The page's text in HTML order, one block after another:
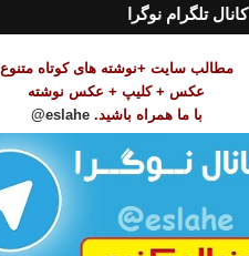
کانال تلگرام نوگرا
مطالب سایت +نوشته های کوتاه متنوع
عکس + کلیپ + عکس نوشته
با ما همراه باشید. eslahe@